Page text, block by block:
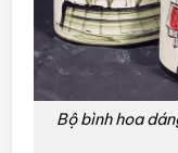
Bộ bình hoa